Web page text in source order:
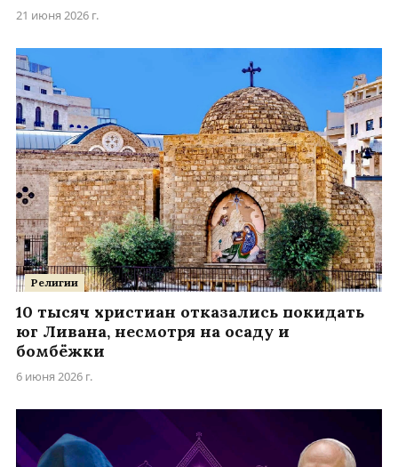
21 июня 2026 г.
Религии
10 тысяч христиан отказались покидать
юг Ливана, несмотря на осаду и
бомбёжки
6 июня 2026 г.